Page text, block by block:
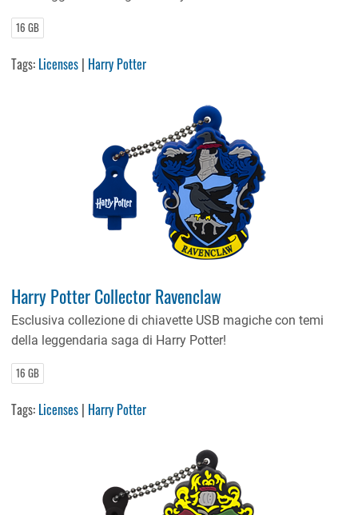
16 GB
Tags: Licenses | Harry Potter
Harry Potter Collector Ravenclaw
Esclusiva collezione di chiavette USB magiche con temi
della leggendaria saga di Harry Potter!
16 GB
Tags: Licenses | Harry Potter